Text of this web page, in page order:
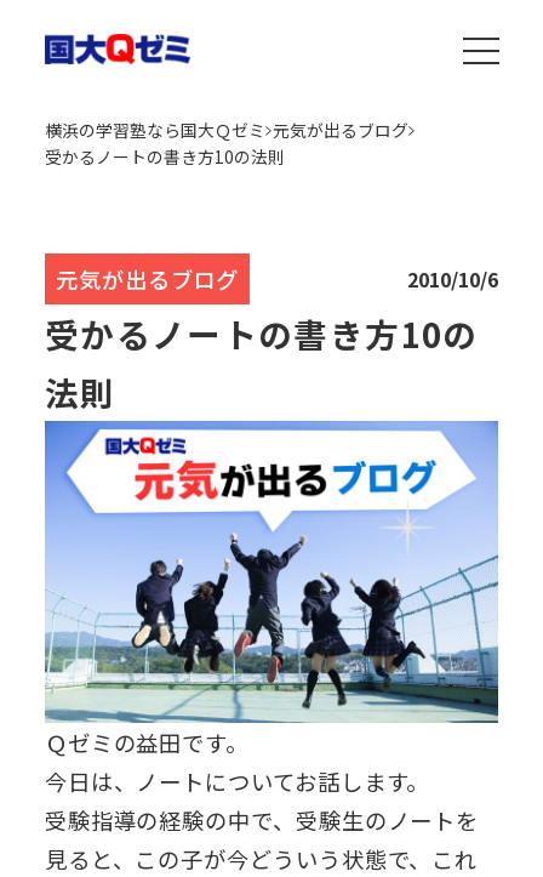
横浜の学習塾なら国大Ｑゼミ 元気が出るブログ
受かるノートの書き方10の法則
元気が出るブログ 2010/10/6
受かるノートの書き方10の
法則
Ｑゼミの益田です。
今日は、ノートについてお話します。
受験指導の経験の中で、受験生のノートを
見ると、この子が今どういう状態で、これ